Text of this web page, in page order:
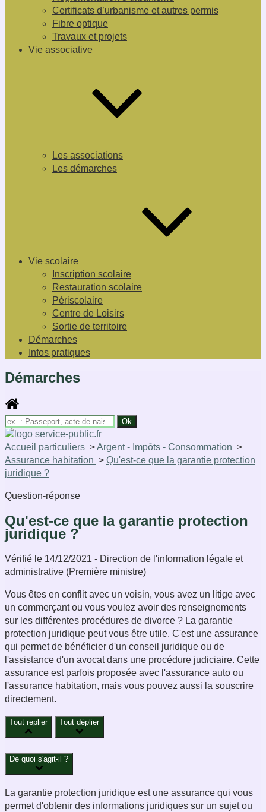
Certificats d’urbanisme et autres permis
Fibre optique
Travaux et projets
Vie associative
Les associations
Les démarches
Vie scolaire
Inscription scolaire
Restauration scolaire
Périscolaire
Centre de Loisirs
Sortie de territoire
Démarches
Infos pratiques
Démarches
Accueil particuliers >Argent - Impôts - Consommation >
Assurance habitation > Qu'est-ce que la garantie protection
juridique ?
Question-réponse
Qu'est-ce que la garantie protection
juridique ?
Vérifié le 14/12/2021 - Direction de l'information légale et
administrative (Première ministre)
Vous êtes en conflit avec un voisin, vous avez un litige avec
un commerçant ou vous voulez avoir des renseignements
sur les différentes procédures de divorce ? La garantie
protection juridique peut vous être utile. C'est une assurance
qui permet de bénéficier d'un conseil juridique ou de
l'assistance d'un avocat dans une procédure judiciaire. Cette
assurance est parfois proposée avec l'assurance auto ou
l'assurance habitation, mais vous pouvez aussi la souscrire
directement.
Tout replier Tout déplier
De quoi s'agit-il ?
La garantie protection juridique est une assurance qui vous
permet d'obtenir des informations juridiques sur un sujet ou